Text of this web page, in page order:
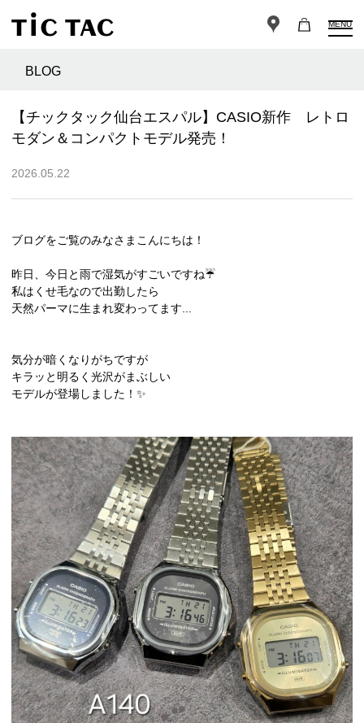
MENU
BLOG
【チックタック仙台エスパル】CASIO新作 レトロ
モダン＆コンパクトモデル発売！
2026.05.22
ブログをご覧のみなさまこんにちは！
昨日、今日と雨で湿気がすごいですね☔
私はくせ毛なので出勤したら
天然パーマに生まれ変わってます...
気分が暗くなりがちですが
キラッと明るく光沢がまぶしい
モデルが登場しました！✨